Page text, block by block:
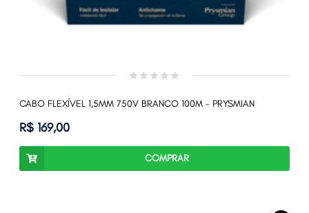
CABO FLEXÍVEL 1,5MM 750V BRANCO 100M - PRYSMIAN
R$ 169,00
COMPRAR